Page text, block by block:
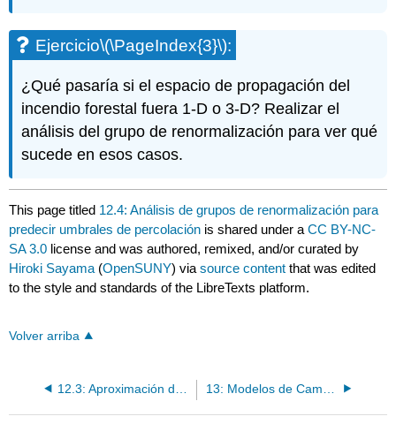
Ejercicio\(\PageIndex{3}\):
¿Qué pasaría si el espacio de propagación del
incendio forestal fuera 1-D o 3-D? Realizar el
análisis del grupo de renormalización para ver qué
sucede en esos casos.
This page titled 12.4: Análisis de grupos de renormalización para
predecir umbrales de percolación is shared under aCC BY-NC-
SA 3.0 license and was authored, remixed, and/or curated by
Hiroki Sayama (OpenSUNY) viasource content that was edited
to the style and standards of the LibreTexts platform.
Volver arriba